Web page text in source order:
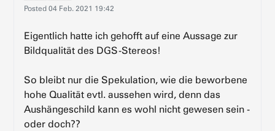
Posted04 Feb. 2021 19:42
Eigentlich hatte ich gehofft auf eine Aussage zur
Bildqualität des DGS-Stereos!
So bleibt nur die Spekulation, wie die beworbene
hohe Qualität evtl. aussehen wird, denn das
Aushängeschild kann es wohl nicht gewesen sein -
oder doch??